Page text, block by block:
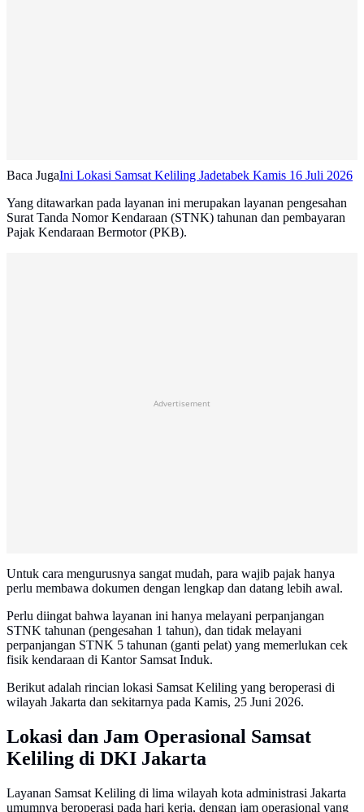
Baca JugaIni Lokasi Samsat Keliling Jadetabek Kamis 16 Juli 2026
Yang ditawarkan pada layanan ini merupakan layanan pengesahan
Surat Tanda Nomor Kendaraan (STNK) tahunan dan pembayaran
Pajak Kendaraan Bermotor (PKB).
Advertisement
Untuk cara mengurusnya sangat mudah, para wajib pajak hanya
perlu membawa dokumen dengan lengkap dan datang lebih awal.
Perlu diingat bahwa layanan ini hanya melayani perpanjangan
STNK tahunan (pengesahan 1 tahun), dan tidak melayani
perpanjangan STNK 5 tahunan (ganti pelat) yang memerlukan cek
fisik kendaraan di Kantor Samsat Induk.
Berikut adalah rincian lokasi Samsat Keliling yang beroperasi di
wilayah Jakarta dan sekitarnya pada Kamis, 25 Juni 2026.
Lokasi dan Jam Operasional Samsat
Keliling di DKI Jakarta
Layanan Samsat Keliling di lima wilayah kota administrasi Jakarta
umumnya beroperasi pada hari kerja, dengan jam operasional yang